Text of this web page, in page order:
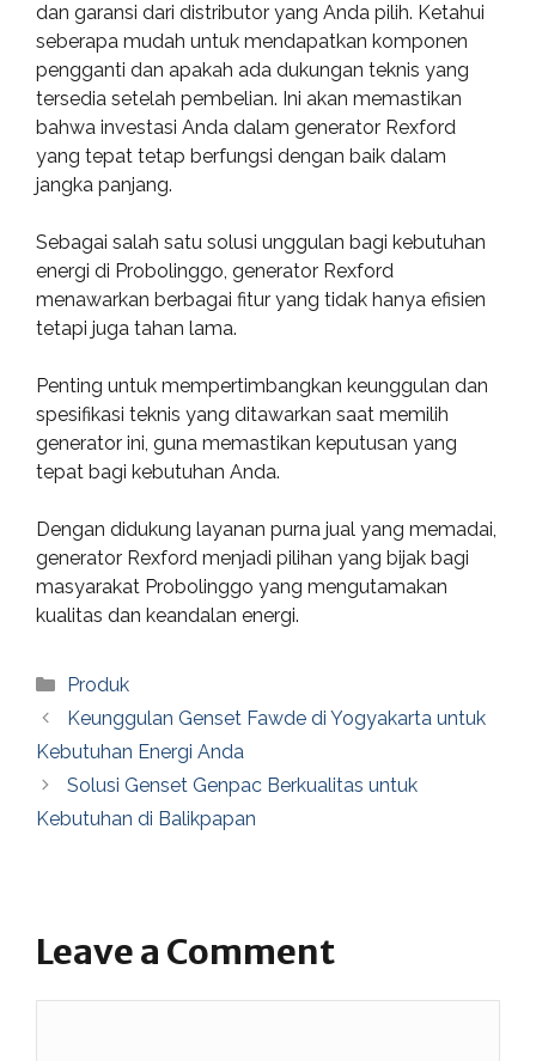
dan garansi dari distributor yang Anda pilih. Ketahui
seberapa mudah untuk mendapatkan komponen
pengganti dan apakah ada dukungan teknis yang
tersedia setelah pembelian. Ini akan memastikan
bahwa investasi Anda dalam generator Rexford
yang tepat tetap berfungsi dengan baik dalam
jangka panjang.
Sebagai salah satu solusi unggulan bagi kebutuhan
energi di Probolinggo, generator Rexford
menawarkan berbagai fitur yang tidak hanya efisien
tetapi juga tahan lama.
Penting untuk mempertimbangkan keunggulan dan
spesifikasi teknis yang ditawarkan saat memilih
generator ini, guna memastikan keputusan yang
tepat bagi kebutuhan Anda.
Dengan didukung layanan purna jual yang memadai,
generator Rexford menjadi pilihan yang bijak bagi
masyarakat Probolinggo yang mengutamakan
kualitas dan keandalan energi.
Categories
Produk
Keunggulan Genset Fawde di Yogyakarta untuk
Kebutuhan Energi Anda
Solusi Genset Genpac Berkualitas untuk
Kebutuhan di Balikpapan
Leave a Comment